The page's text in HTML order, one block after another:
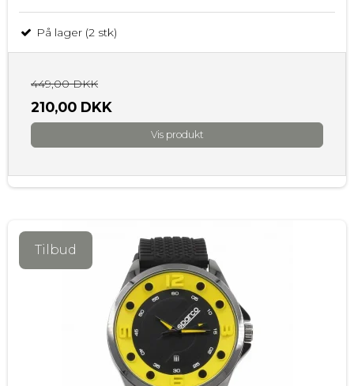
På lager (2 stk)
449,00 DKK
210,00 DKK
Vis produkt
Tilbud